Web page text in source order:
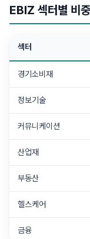
EBIZ 섹터별 비중
섹터
경기소비재
정보기술
커뮤니케이션
산업재
부동산
헬스케어
금융